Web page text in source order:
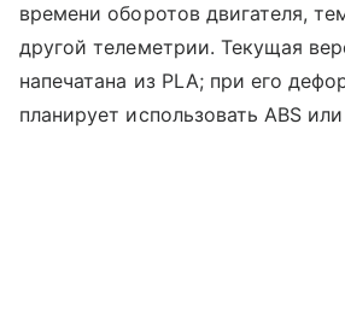
времени оборотов двигателя,
другой телеметрии. Текущая
напечатана из PLA; при его
планирует использовать ABS или